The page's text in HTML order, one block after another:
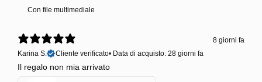
Con file multimediale
8 giorni fa
Karina S.
Cliente verificato• Data di acquisto: 28 giorni fa
Il regalo non mia arrivato